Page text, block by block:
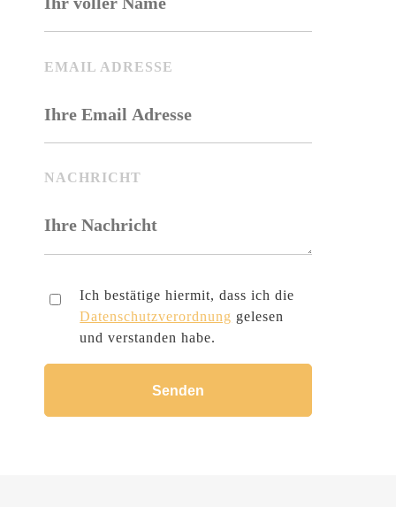
BITTE LASSE DIESES FELD LEER.
EMAIL ADRESSE
NACHRICHT
Ich bestätige hiermit, dass ich die
Datenschutzverordnung gelesen
und verstanden habe.